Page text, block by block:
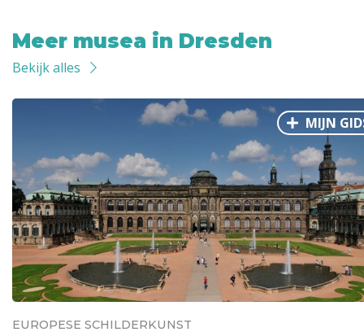
Meer musea in Dresden
Bekijk alles
MIJN
EUROPESE SCHILDERKUNST